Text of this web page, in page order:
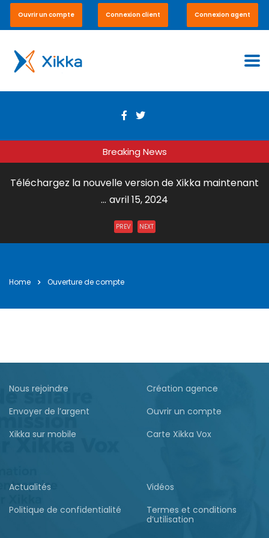
Ouvrir un compte Connexion client Connexion agent
Breaking News
Téléchargez la nouvelle version de Xikka maintenant
... avril 15, 2024
Xikka Vox – Paiement en ligne et en boutique ...
Bonne et Heureuse Année à tous nos Clients et
PREV NEXT
Home Ouverture de compte
Nous rejoindre
Création agence
Envoyer de l’argent
Ouvrir un compte
Xikka sur mobile
Carte Xikka Vox
Actualités
Vidéos
Politique de confidentialité
Termes et conditions
d’utilisation